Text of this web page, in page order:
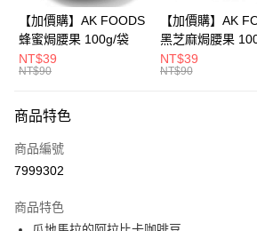
臺灣中小企業銀行
匯豐（台灣）商業銀行
華泰商
聯邦商業銀行
遠東國
元大商業銀行
台灣樂天信用卡公司
Apple Pay
街口支付
悠遊付
AFTEE先享後付
【關於「AFTEE先享後付」】
AFTEE先享後付是「在收到商品之後才付款」的
２．便利：只要手機號碼，簡訊認證，即可結帳。
３．安心：先確認商品／服務後，再付款。
運送方式
【加價購】AK FOODS
蜂蜜焗腰果 100g/袋
NT$39
NT$90
【加價購】AK
黑芝麻焗腰果
NT$39
NT$90
商品特色
商品編號
7999302
商品特色